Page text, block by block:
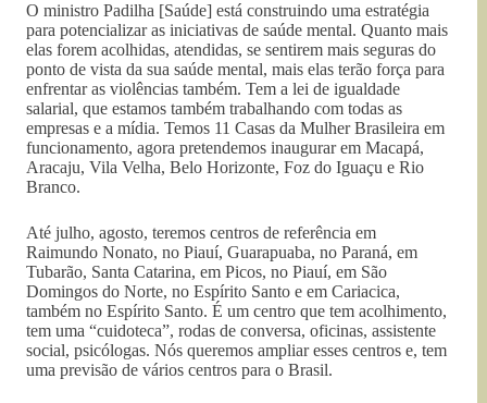
O ministro Padilha [Saúde] está construindo uma estratégia
para potencializar as iniciativas de saúde mental. Quanto mais
elas forem acolhidas, atendidas, se sentirem mais seguras do
ponto de vista da sua saúde mental, mais elas terão força para
enfrentar as violências também. Tem a lei de igualdade
salarial, que estamos também trabalhando com todas as
empresas e a mídia. Temos 11 Casas da Mulher Brasileira em
funcionamento, agora pretendemos inaugurar em Macapá,
Aracaju, Vila Velha, Belo Horizonte, Foz do Iguaçu e Rio
Branco.
Até julho, agosto, teremos centros de referência em
Raimundo Nonato, no Piauí, Guarapuaba, no Paraná, em
Tubarão, Santa Catarina, em Picos, no Piauí, em São
Domingos do Norte, no Espírito Santo e em Cariacica,
também no Espírito Santo. É um centro que tem acolhimento,
tem uma “cuidoteca”, rodas de conversa, oficinas, assistente
social, psicólogas. Nós queremos ampliar esses centros e, tem
uma previsão de vários centros para o Brasil.